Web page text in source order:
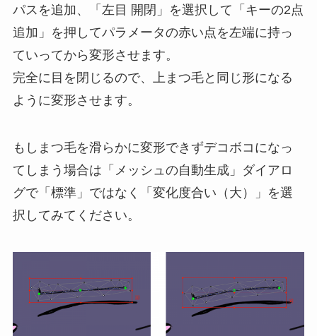
パスを追加、「左目 開閉」を選択して「キーの2点
追加」を押してパラメータの赤い点を左端に持っ
ていってから変形させます。
完全に目を閉じるので、上まつ毛と同じ形になる
ように変形させます。
もしまつ毛を滑らかに変形できずデコボコになっ
てしまう場合は「メッシュの自動生成」ダイアロ
グで「標準」ではなく「変化度合い（大）」を選
択してみてください。